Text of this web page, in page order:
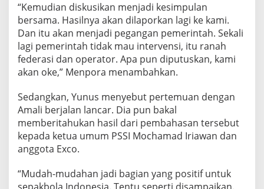
A
N
S
S
I
“Kemudian diskusikan menjadi kesimpulan
bersama. Hasilnya akan dilaporkan lagi ke kami.
Dan itu akan menjadi pegangan pemerintah. Sekali
lagi pemerintah tidak mau intervensi, itu ranah
federasi dan operator. Apa pun diputuskan, kami
akan oke,” Menpora menambahkan.
Sedangkan, Yunus menyebut pertemuan dengan
Amali berjalan lancar. Dia pun bakal
memberitahukan hasil dari pembahasan tersebut
kepada ketua umum PSSI Mochamad Iriawan dan
anggota Exco.
“Mudah-mudahan jadi bagian yang positif untuk